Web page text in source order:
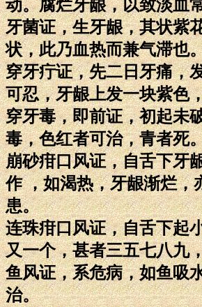
动。腐烂牙龈，以致淡血
牙菌证，生牙龈，其状紫
状，此乃血热而兼气滞也
穿牙疔证，先二日牙痛，
可忍，牙龈上发一块紫色
穿牙毒，即前证，初起未
毒，色红者可治，青者死
崩砂疳口风证，自舌下牙
作 ，如渴热，牙龈渐烂，
患。
连珠疳口风证，自舌下起
又一个，甚者三五七八九
鱼风证，系危病，如鱼吸
治。